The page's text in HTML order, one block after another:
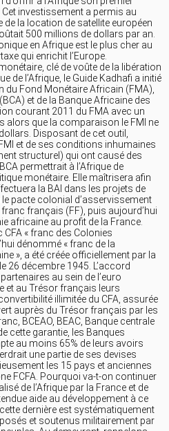
investissement a permis au
la location de satellite européen
500 millions de dollars par an.
en Afrique est le plus cher au
qui enrichit l’Europe.
clé de voûte de la libération
de l’Afrique, le Guide Kadhafi a initié
du Fond Monétaire Africain (FMA),
et de la Banque Africaine des
courant 2011 du FMA avec un
alors que la comparaison le FMI ne
Disposant de cet outil,
et de ses conditions inhumaines
structurel) qui ont causé des
permettrait à l’Afrique de
monétaire. Elle maîtrisera afin
la BAI dans les projets de
pacte colonial d’asservissement
français (FF), puis aujourd’hui
africaine au profit de la France.
« franc des Colonies
dénommé « franc de la
», a été créée officiellement par la
décembre 1945. L’accord
au sein de l’euro
et au Trésor français leurs
illimitée du CFA, assurée
auprès du Trésor français par les
BCEAO, BEAC, Banque centrale
cette garantie, les Banques
au moins 65% de leurs avoirs
une partie de ses devises
les 15 pays et anciennes
FCFA. Pourquoi va-t-on continuer
de l’Afrique par la France et de
aide au développement à ce
dernière est systématiquement
et soutenus militairement par